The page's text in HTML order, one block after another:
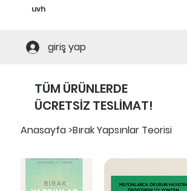
uvh
giriş yap
TÜM ÜRÜNLERDE
ÜCRETSİZ TESLİMAT!
Anasayfa >Bırak Yapsınlar Teorisi